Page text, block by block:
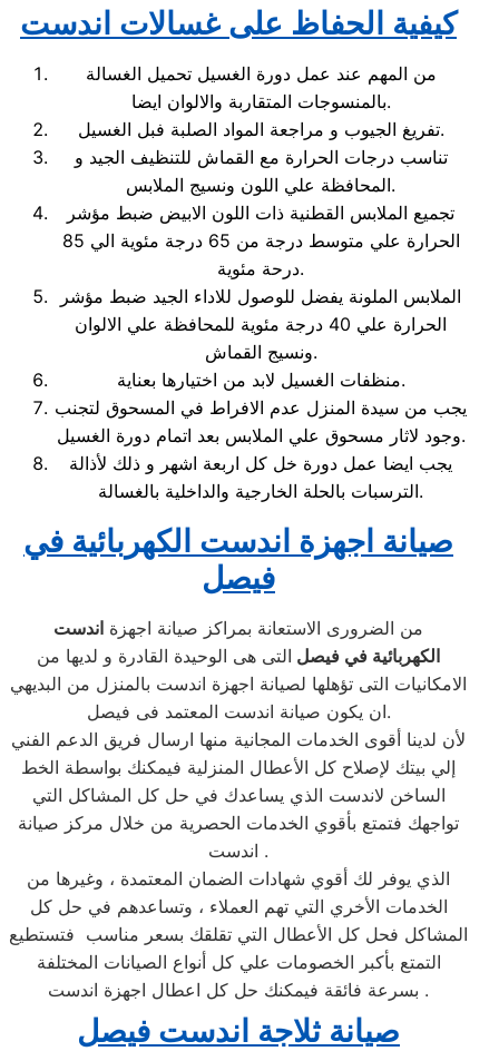
كيفية الحفاظ على غسالات اندست
من المهم عند عمل دورة الغسيل تحميل الغسالة
بالمنسوجات المتقاربة والالوان ايضا.
تفريغ الجيوب و مراجعة المواد الصلبة فبل الغسيل.
تناسب درجات الحرارة مع القماش للتنظيف الجيد و
المحافظة علي اللون ونسيج الملابس.
تجميع الملابس القطنية ذات اللون الابيض ضبط مؤشر
الحرارة علي متوسط درجة من 65 درجة مئوية الي 85
درحة مئوية.
الملابس الملونة يفضل للوصول للاداء الجيد ضبط مؤشر
الحرارة علي 40 درجة مئوية للمحافظة علي الالوان
ونسيج القماش.
منظفات الغسيل لابد من اختيارها بعناية.
يجب من سيدة المنزل عدم الافراط في المسحوق لتجنب
وجود لاثار مسحوق علي الملابس بعد اتمام دورة الغسيل.
يجب ايضا عمل دورة خل كل اربعة اشهر و ذلك لأذالة
الترسبات بالحلة الخارجية والداخلية بالغسالة.
صيانة اجهزة اندست الكهربائية في
فيصل
من الضرورى الاستعانة بمراكز صيانة اجهزة اندست
الكهربائية في فيصل التى هى الوحيدة القادرة و لديها من
الامكانيات التى تؤهلها لصيانة اجهزة اندست بالمنزل من البديهي
ان يكون صيانة اندست المعتمد فى فيصل.
لأن لدينا أقوى الخدمات المجانية منها ارسال فريق الدعم الفني
إلي بيتك لإصلاح كل الأعطال المنزلية فيمكنك بواسطة الخط
الساخن لاندست الذي يساعدك في حل كل المشاكل التي
تواجهك فتمتع بأقوي الخدمات الحصرية من خلال مركز صيانة
اندست .
الذي يوفر لك أقوي شهادات الضمان المعتمدة ، وغيرها من
الخدمات الأخري التي تهم العملاء ، وتساعدهم في حل كل
المشاكل فحل كل الأعطال التي تقلقك بسعر مناسب فتستطيع
التمتع بأكبر الخصومات علي كل أنواع الصيانات المختلفة
بسرعة فائقة فيمكنك حل كل اعطال اجهزة اندست .
صيانة ثلاجة اندست فيصل